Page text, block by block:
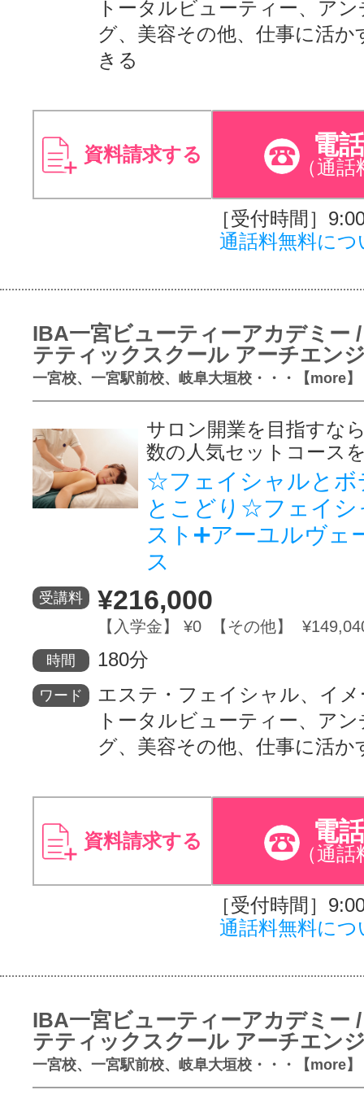
トータルビューティー、ア
グ、美容その他、仕事に活か
きる
資料請求する 電
（通話
［受付時間］
通話料無料につ
IBA一宮ビューティーアカデミー
テティックスクール アーチエン
一宮校、一宮駅前校、岐阜大垣校・・・【more】
サロン開業を目指すな
数の人気セットコース
☆フェイシャルとボ
とこどり☆フェイシ
スト➕アーユルヴェ
ス
受講料 ¥216,000
【入学金】 ¥0 【その他】
時間 180分
ワード
エステ・フェイシャル、イ
トータルビューティー、ア
グ、美容その他、仕事に活か
資料請求する 電
（通話
［受付時間］
通話料無料につ
IBA一宮ビューティーアカデミー
テティックスクール アーチエン
一宮校、一宮駅前校、岐阜大垣校・・・【more】